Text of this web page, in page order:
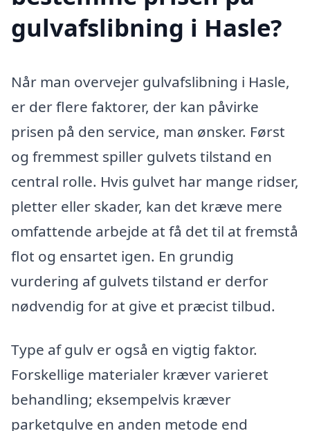
gulvafslibning i Hasle?
Når man overvejer gulvafslibning i Hasle,
er der flere faktorer, der kan påvirke
prisen på den service, man ønsker. Først
og fremmest spiller gulvets tilstand en
central rolle. Hvis gulvet har mange ridser,
pletter eller skader, kan det kræve mere
omfattende arbejde at få det til at fremstå
flot og ensartet igen. En grundig
vurdering af gulvets tilstand er derfor
nødvendig for at give et præcist tilbud.
Type af gulv er også en vigtig faktor.
Forskellige materialer kræver varieret
behandling; eksempelvis kræver
parketgulve en anden metode end